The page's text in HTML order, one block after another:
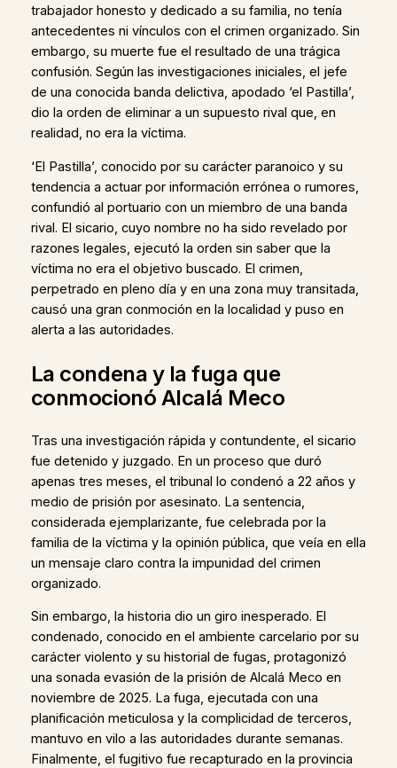
trabajador honesto y dedicado a su familia, no tenía
antecedentes ni vínculos con el crimen organizado. Sin
embargo, su muerte fue el resultado de una trágica
confusión. Según las investigaciones iniciales, el jefe
de una conocida banda delictiva, apodado ‘el Pastilla’,
dio la orden de eliminar a un supuesto rival que, en
realidad, no era la víctima.
‘El Pastilla’, conocido por su carácter paranoico y su
tendencia a actuar por información errónea o rumores,
confundió al portuario con un miembro de una banda
rival. El sicario, cuyo nombre no ha sido revelado por
razones legales, ejecutó la orden sin saber que la
víctima no era el objetivo buscado. El crimen,
perpetrado en pleno día y en una zona muy transitada,
causó una gran conmoción en la localidad y puso en
alerta a las autoridades.
La condena y la fuga que
conmocionó Alcalá Meco
Tras una investigación rápida y contundente, el sicario
fue detenido y juzgado. En un proceso que duró
apenas tres meses, el tribunal lo condenó a 22 años y
medio de prisión por asesinato. La sentencia,
considerada ejemplarizante, fue celebrada por la
familia de la víctima y la opinión pública, que veía en ella
un mensaje claro contra la impunidad del crimen
organizado.
Sin embargo, la historia dio un giro inesperado. El
condenado, conocido en el ambiente carcelario por su
carácter violento y su historial de fugas, protagonizó
una sonada evasión de la prisión de Alcalá Meco en
noviembre de 2025. La fuga, ejecutada con una
planificación meticulosa y la complicidad de terceros,
mantuvo en vilo a las autoridades durante semanas.
Finalmente, el fugitivo fue recapturado en la provincia